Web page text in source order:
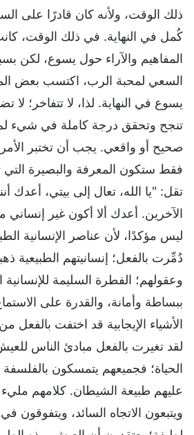
ذلك الوقت، ولأنه كان قادرًا على
كُمل في النهاية. في ذلك الوقت،
المفاهيم والآراء حول يسوع، لكن
السعي لمحبة الرب، اكتسب بعض
يسوع في النهاية. لذا، لا تتفاخر؛
تنجح وتحقق درجة كاملة في شيء لم
صحيح أو واقعي. يجب أن تختبر الأمر
فقط ستكون المعرفة والبصيرة التي
تقل: "يا الله، تعال إلى بيتي، أعدك
الآخرين. أعدك ألا أكون غير إنساني
ليس مؤكدًا، لأن عناصر الإنسانية
دُمِّرت بالفعل؛ إنسانيتهم الطبيعية
وعقولهم؛ الفطرة السليمة للإنسانية
ببساطة وأمانة، والقدرة على
الأشياء الإيجابية قد اختفت بالفعل
لقد تغيرت بالفعل مبادئ الناس
الحياة؛ فجميعهم يتمسكون بالفلسفة
عليهم طبيعة الشيطان. كلامهم مليء
ويتبعون الاتجاه السائد، ويتفوقون